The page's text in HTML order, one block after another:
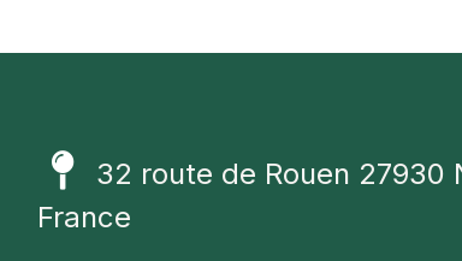
32 route de Rouen 27930
France